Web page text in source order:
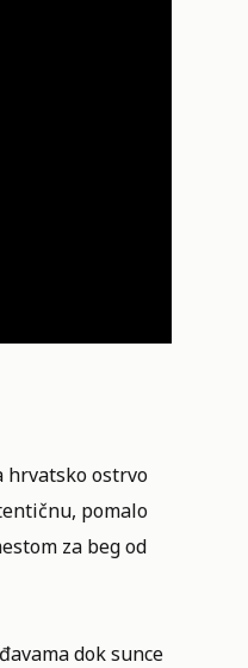
hrvatsko ostrvo
pomalo
za beg od
dok sunce